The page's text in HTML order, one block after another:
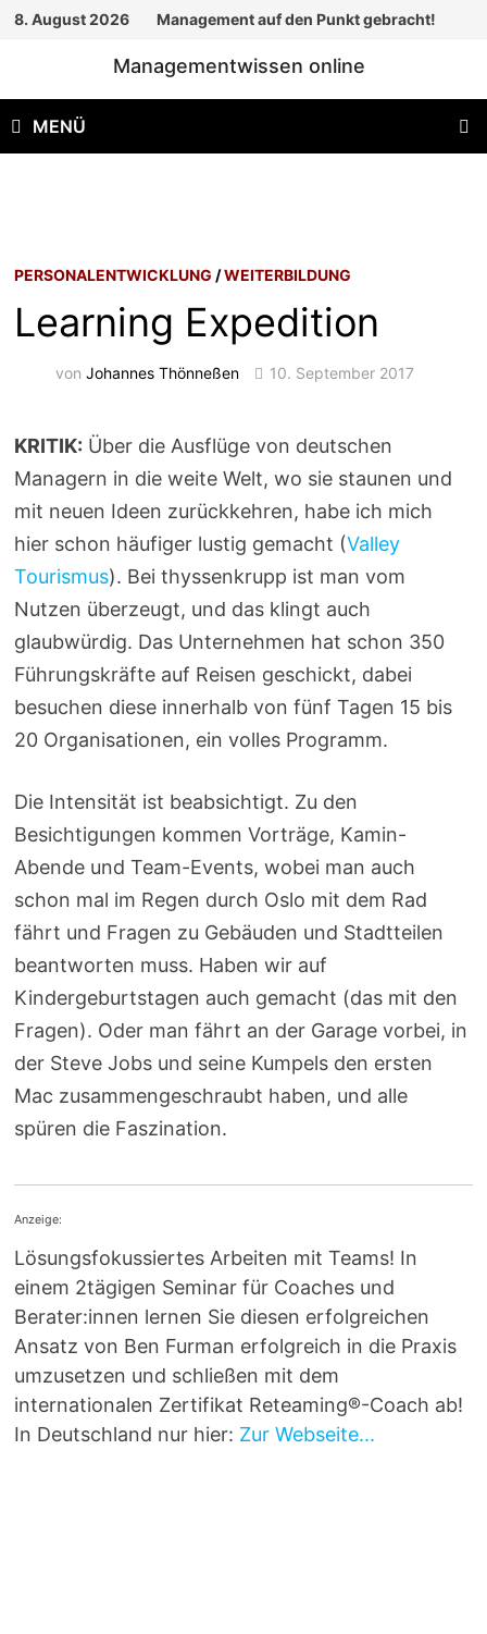
Zum
8. August 2026 Management auf den Punkt gebracht!
Managementwissen online
MENÜ
PERSONALENTWICKLUNG /WEITERBILDUNG
Learning Expedition
vonJohannes Thönneßen 10. September 2017
KRITIK: Über die Ausflüge von deutschen
Managern in die weite Welt, wo sie staunen und
mit neuen Ideen zurückkehren, habe ich mich
hier schon häufiger lustig gemacht (Valley
Tourismus). Bei thyssenkrupp ist man vom
Nutzen überzeugt, und das klingt auch
glaubwürdig. Das Unternehmen hat schon 350
Führungskräfte auf Reisen geschickt, dabei
besuchen diese innerhalb von fünf Tagen 15 bis
20 Organisationen, ein volles Programm.
Die Intensität ist beabsichtigt. Zu den
Besichtigungen kommen Vorträge, Kamin-
Abende und Team-Events, wobei man auch
schon mal im Regen durch Oslo mit dem Rad
fährt und Fragen zu Gebäuden und Stadtteilen
beantworten muss. Haben wir auf
Kindergeburtstagen auch gemacht (das mit den
Fragen). Oder man fährt an der Garage vorbei, in
der Steve Jobs und seine Kumpels den ersten
Mac zusammengeschraubt haben, und alle
spüren die Faszination.
Anzeige:
Lösungsfokussiertes Arbeiten mit Teams! In
einem 2tägigen Seminar für Coaches und
Berater:innen lernen Sie diesen erfolgreichen
Ansatz von Ben Furman erfolgreich in die Praxis
umzusetzen und schließen mit dem
internationalen Zertifikat Reteaming®-Coach ab!
In Deutschland nur hier: Zur Webseite...